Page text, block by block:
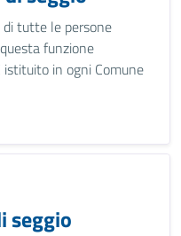
tutte le persone
funzione
in ogni Comune
seggio